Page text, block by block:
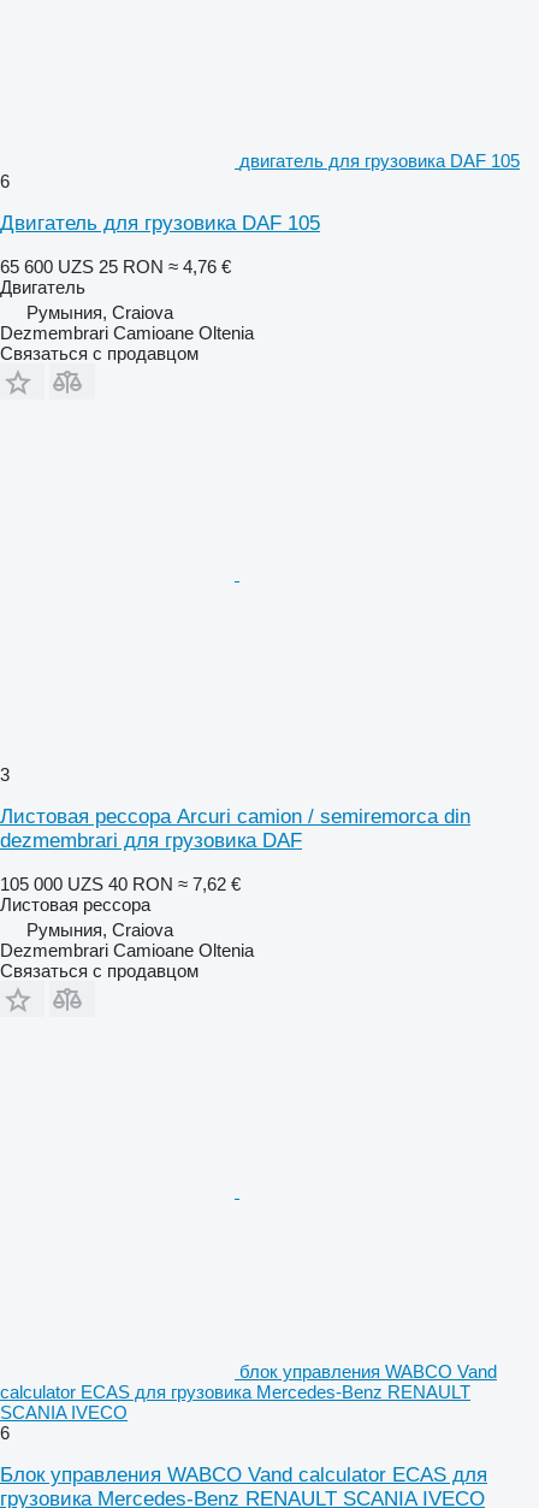
двигатель для грузовика DAF 105
6
Двигатель для грузовика DAF 105
65 600 UZS 25 RON ≈ 4,76 €
Двигатель
Румыния, Craiova
Dezmembrari Camioane Oltenia
Связаться с продавцом
3
Листовая рессора Arcuri camion / semiremorca din
dezmembrari для грузовика DAF
105 000 UZS 40 RON ≈ 7,62 €
Листовая рессора
Румыния, Craiova
Dezmembrari Camioane Oltenia
Связаться с продавцом
блок управления WABCO Vand
calculator ECAS для грузовика Mercedes-Benz RENAULT
SCANIA IVECO
6
Блок управления WABCO Vand calculator ECAS для
грузовика Mercedes-Benz RENAULT SCANIA IVECO